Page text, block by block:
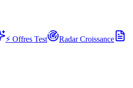
⚡ Offres Test
Radar Croissance